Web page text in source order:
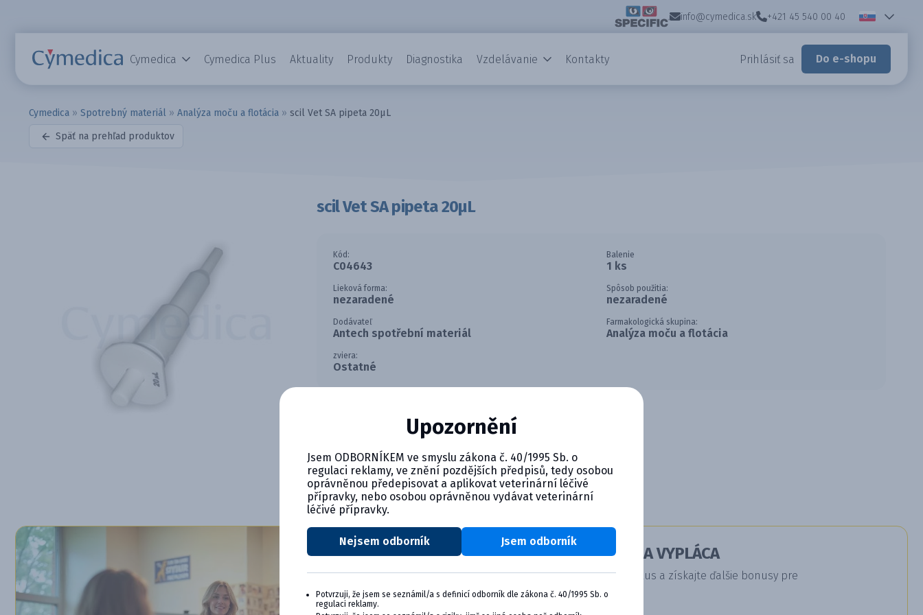
info@cymedica.sk +421 45 540 00 40
Cymedica Cymedica Plus Aktuality Produkty Diagnostika Vzdelávanie Kontakty Prihlásiť sa Do e-shopu
Cymedica » Spotrebný materiál » Analýza moču a flotácia » scil Vet SA pipeta 20µL
Späť na prehľad produktov
scil Vet SA pipeta 20µL
Kód:
C04643
Balenie
1 ks
Lieková forma:
nezaradené
Spôsob použitia:
nezaradené
Dodávateľ
Antech spotřební materiál
Farmakologická skupina:
Analýza moču a flotácia
zviera:
Ostatné
Náhradná pipeta 20µl ku analyzátoru Scil Vet SA.
CYMEDICA PLUS: VERNOSŤ, KTORÁ SA VYPLÁCA
Zapojte sa do vernostného programu Cymedica Plus a získajte ďalšie bonusy pre
svoju veterinárnu prax, vzdelávanie a pohodu.
Upozornění
Jsem ODBORNÍKEM ve smyslu zákona č. 40/1995 Sb. o
regulaci reklamy, ve znění pozdějších předpisů, tedy osobou
oprávněnou předepisovat a aplikovat veterinární léčivé
přípravky, nebo osobou oprávněnou vydávat veterinární
léčivé přípravky.
Nejsem odborník Jsem odborník
Potvrzuji, že jsem se seznámil/a s definicí odborník dle zákona č. 40/1995 Sb. o
regulaci reklamy.